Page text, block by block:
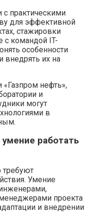
с практическими
для эффективной
стажировки
с командой IT-
особенности
внедрять их на
«Газпром нефть»,
и
могут
в
работать
требуют
Умение
проекта
и внедрении